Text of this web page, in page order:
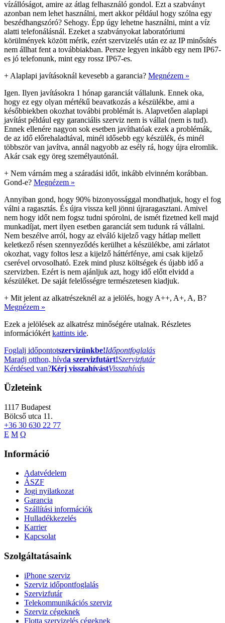
vízállóságot, amire az átlag felhasználó gondol. Ezt a szabványt
azonban nem lehet használni, mert akkor például hogy szólna egy
beszédhangszóró? Sehogy. Épp úgy lehetne használni, mint a víz
alatti telefonálásnál. Ezeket a szabványokat laboratóriumi
körülmények között mérik, ezért szervizelés után ez az IP minősítés
nem állhat fent a továbbiakban. Persze legyen inkább egy nem IP67-
es jó telefonunk, mint egy rossz IP67-es.
+ Alaplapi javításoknál kevesebb a garancia? Megnézem »
Igen. Ilyen javításokra 1 hónap garanciát vállalunk. Ennek oka,
hogy ez egy olyan mértékű beavatkozás a készülékbe, ami a
későbbiekben okozhat további problémát is. Alapvetően alaplapi
javítást például egy garanciális szerviz nem is vállal (nem is tud).
Ennek ellenére nagyon sok esetben javíthatóak ezek a problémák,
de az idő előrehaladtával, minél idősebb egy készülék, és minél
többször van javítva, annál nagyobb az esély rá, hogy újra elromlik.
Akár csak egy öreg személyautónál.
+ Nem várnám meg a száradási időt, inkább elvinném korábban.
Gond-e? Megnézem »
Annyiban gond, hogy 90% bizonyossággal mondhatjuk, hogy el fog
válni a ragasztás. És újra vissza kell jönni újraragasztani. Amivel
nem hogy időt nem fogsz tudni spórolni, de ismét fizetned kell majd
munkadíjat, mert ilyen esetben garanciát sem tudunk rá vállalni.
Nem beszélve arról, hogy az elváló kijelző vagy hátlap mellett
keletkező résen szennyeződés kerülhet a készülékbe, ami zárlatot
okozhat, vagy foltos lesz a kijelző háttérfénye, ami csak kijelző
cserével orvosolható. Ezek mind plusz költségek és újabb idő a
szervizben. Ezért is nem ajánljuk azt, hogy idő előtt elvidd a
készüléket. De saját felelősségre természetesen kiadjuk.
+ Mit jelent az alkatrészeknél az a jelölés, hogy A++, A+, A, B?
Megnézem »
Ezek a jelölések az alkatrész minőségére utalnak. Részletes
információkért kattints ide.
Foglalj időpontotszervizünkbe!Időpontfoglalás
Maradj otthon, hívda szervizfutárt!Szervizfutár
Kérdésed van?Kérj visszahívástVisszahívás
Üzleteink
1117 Budapest
Bölcső utca 11.
+36 30 630 22 77
E M Q
Információ
Adatvédelem
ÁSZF
Jogi nyilatkozat
Garancia
Szállítási információk
Hulladékkezelés
Karrier
Kapcsolat
Szolgáltatásaink
iPhone szerviz
Szerviz időpontfoglalás
Szervizfutár
Telekommunikációs szerviz
Szerviz cégeknek
Flotta szervizelés cégeknek